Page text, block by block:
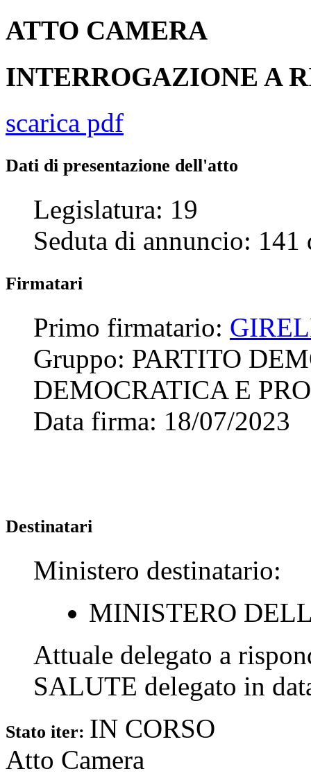
ATTO CAMERA
INTERROGAZIONE A
scarica pdf
Dati di presentazione dell'atto
Legislatura: 19
Seduta di annuncio: 141
Firmatari
Primo firmatario:
Gruppo: PARTITO
DEMOCRATICA E
Data firma: 18/07/2023
Destinatari
Ministero destinatario:
MINISTERO
Attuale delegato a
SALUTE delegato in
Stato iter: IN CORSO
Atto Camera